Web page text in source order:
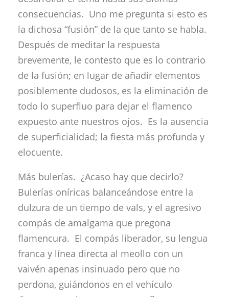
consecuencias. Uno me pregunta si esto es
la dichosa “fusión” de la que tanto se habla.
Después de meditar la respuesta
brevemente, le contesto que es lo contrario
de la fusión; en lugar de añadir elementos
posiblemente dudosos, es la eliminación de
todo lo superfluo para dejar el flamenco
expuesto ante nuestros ojos. Es la ausencia
de superficialidad; la fiesta más profunda y
elocuente.
Más bulerías. ¿Acaso hay que decirlo?
Bulerías oníricas balanceándose entre la
dulzura de un tiempo de vals, y el agresivo
compás de amalgama que pregona
flamencura. El compás liberador, su lengua
franca y línea directa al meollo con un
vaivén apenas insinuado pero que no
perdona, guiándonos en el vehículo